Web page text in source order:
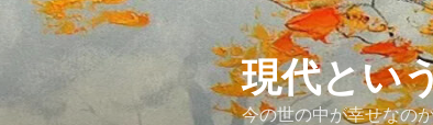
現代とい
今の世の中が幸せなの